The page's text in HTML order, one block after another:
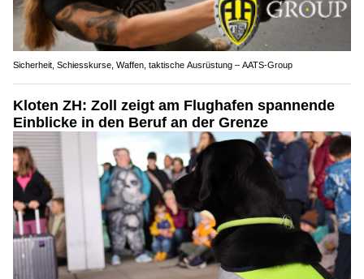
Sicherheit, Schiesskurse, Waffen, taktische Ausrüstung – AATS-Group
Kloten ZH: Zoll zeigt am Flughafen spannende
Einblicke in den Beruf an der Grenze